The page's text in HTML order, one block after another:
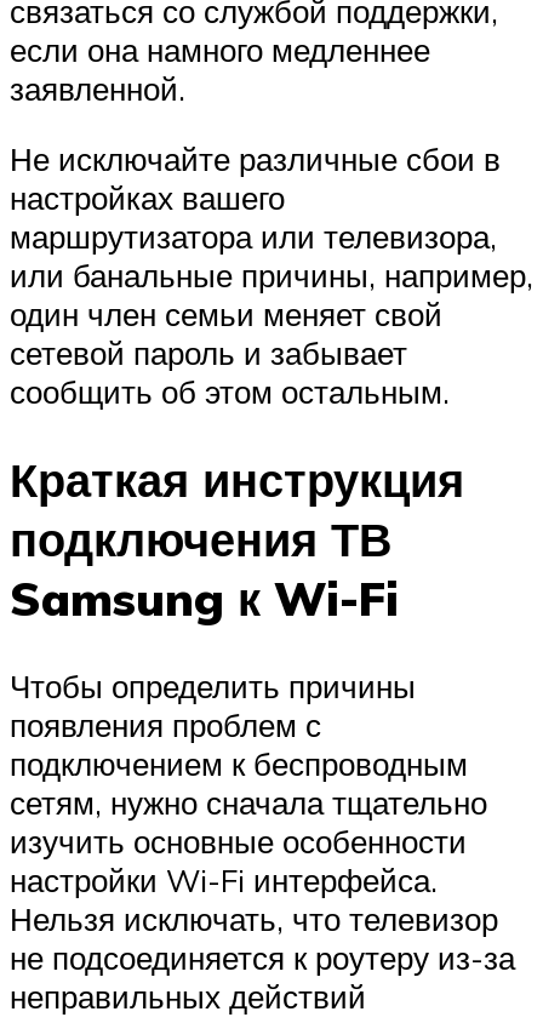
связаться со службой поддержки,
если она намного медленнее
заявленной.
Не исключайте различные сбои в
настройках вашего
маршрутизатора или телевизора,
или банальные причины, например,
один член семьи меняет свой
сетевой пароль и забывает
сообщить об этом остальным.
Краткая инструкция
подключения ТВ
Samsung к Wi-Fi
Чтобы определить причины
появления проблем с
подключением к беспроводным
сетям, нужно сначала тщательно
изучить основные особенности
настройки Wi-Fi интерфейса.
Нельзя исключать, что телевизор
не подсоединяется к роутеру из-за
неправильных действий